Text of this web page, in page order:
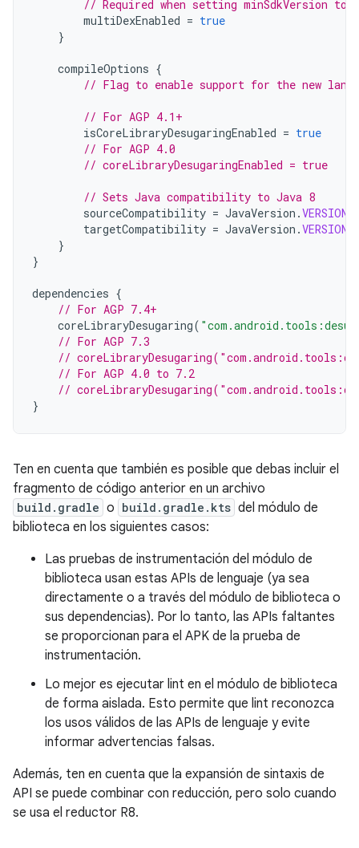
// Required when setting minSdkVersion to
multiDexEnabled = true
}
compileOptions {
// Flag to enable support for the new
// For AGP 4.1+
isCoreLibraryDesugaringEnabled = true
// For AGP 4.0
// coreLibraryDesugaringEnabled = true
// Sets Java compatibility to Java 8
sourceCompatibility = JavaVersion .
targetCompatibility = JavaVersion .
}
}
dependencies {
// For AGP 7.4+
coreLibraryDesugaring(
// For AGP 7.3
//
// For AGP 4.0 to 7.2
//
}
Ten en cuenta que también es posible que debas incluir el
fragmento de código anterior en un archivo
build.gradle o build.gradle.kts del módulo de
biblioteca en los siguientes casos:
Las pruebas de instrumentación del módulo de
biblioteca usan estas APIs de lenguaje (ya sea
directamente o a través del módulo de biblioteca o
sus dependencias). Por lo tanto, las APIs faltantes
se proporcionan para el APK de la prueba de
instrumentación.
Lo mejor es ejecutar lint en el módulo de biblioteca
de forma aislada. Esto permite que lint reconozca
los usos válidos de las APIs de lenguaje y evite
informar advertencias falsas.
Además, ten en cuenta que la expansión de sintaxis de
API se puede combinar con reducción, pero solo cuando
se usa el reductor R8.